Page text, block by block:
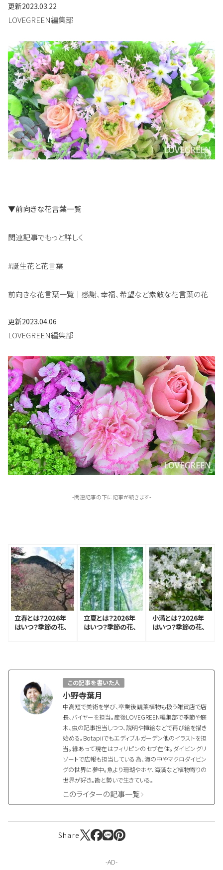
更新2023.03.22
LOVEGREEN編集部
▼前向きな花言葉一覧
関連記事でもっと詳しく
#誕生花と花言葉
前向きな花言葉一覧｜感謝、幸福、希望など素敵な花言葉の花
更新2023.04.06
LOVEGREEN編集部
-関連記事の下に記事が続きます-
立春とは？2026年
はいつ？季節の花、
立夏とは？2026年
はいつ？季節の花、
小満とは？2026年
はいつ？季節の花、
この記事を書いた人
小野寺葉月
中高短で美術を学び、卒業後観葉植物も扱う雑貨店で店
長、バイヤーを担当。産後LOVEGREEN編集部で季節や庭
木、虫の記事担当しつつ、説明や挿絵などで再び絵を描き
始める。Botapiiでもエディブルガーデン他のイラストを担
当。縁あって現在はフィリピンのセブ在住。ダイビングリ
ゾートで広報も担当している為、海の中やマクロダイビン
グの世界に夢中。魚より珊瑚やホヤ、海藻など植物寄りの
世界が好き。勘と勢いで生きている。
このライターの記事一覧
Share